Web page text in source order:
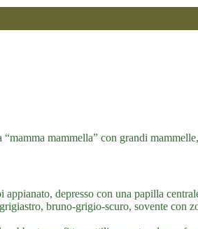
mammella” con grandi
depresso con una papilla
bruno-grigio-scuro, sovente con